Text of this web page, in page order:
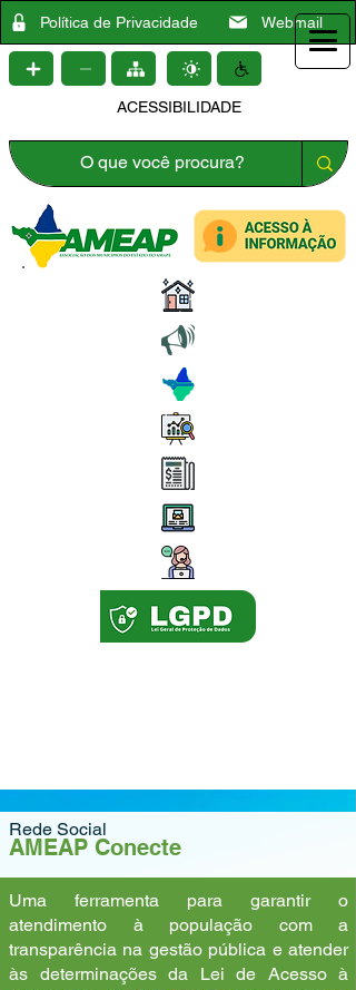
Política de Privacidade Webmail
ACESSIBILIDADE
AMEAP Conecte
Rede Social
Uma ferramenta para garantir o
atendimento à população com a
transparência na gestão pública e atender
às determinações da Lei de Acesso à